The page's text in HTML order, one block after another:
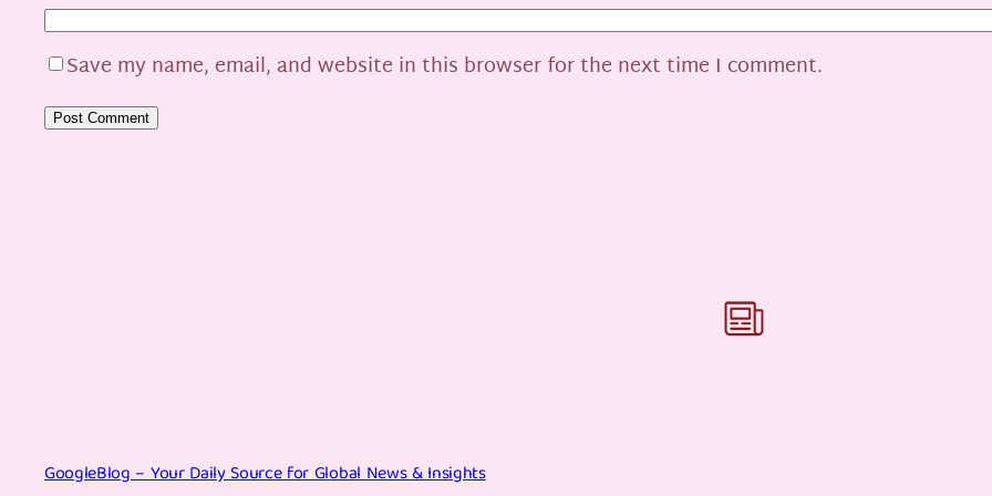
Save my name, email, and website in this browser for the next time I comment.
GoogleBlog – Your Daily Source for Global News & Insights